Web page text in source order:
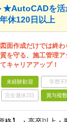
★AutoCADを
休120日以上
図面作成だけでは終
質を守る、施工管理
てキャリアアップ！
未経験歓迎 学歴不
完全週休2日 賞与複